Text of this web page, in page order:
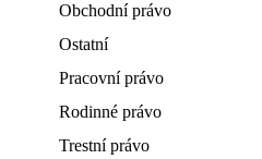
Obchodní právo
Ostatní
Pracovní právo
Rodinné právo
Trestní právo